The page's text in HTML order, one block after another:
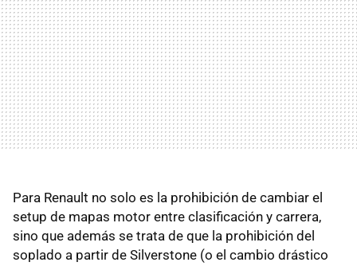
Para Renault no solo es la prohibición de cambiar el
setup de mapas motor entre clasificación y carrera,
sino que además se trata de que la prohibición del
soplado a partir de Silverstone (o el cambio drástico